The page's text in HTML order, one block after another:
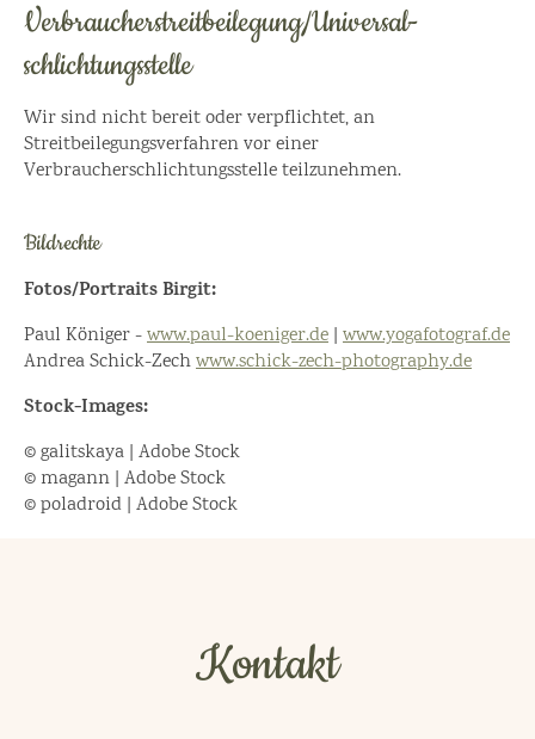
Verbraucher­streit­beilegung/Universal­
schlichtungs­stelle
Wir sind nicht bereit oder verpflichtet, an
Streitbeilegungsverfahren vor einer
Verbraucherschlichtungsstelle teilzunehmen.
Bildrechte
Fotos/Portraits Birgit:
Paul Königer -www.paul-koeniger.de | www.yogafotograf.de
Andrea Schick-Zechwww.schick-zech-photography.de
Stock-Images:
© galitskaya | Adobe Stock
© magann | Adobe Stock
© poladroid | Adobe Stock
Kontakt